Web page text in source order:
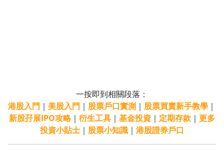
一按即到相關段落：
港股入門 ｜ 美股入門 ｜ 股票戶口實測 ｜ 股票買賣新手教學 ｜
新股孖展IPO攻略｜ 衍生工具 ｜ 基金投資 ｜ 定期存款 ｜ 更多
投資小貼士 ｜ 股票小知識 ｜ 港股證券戶口